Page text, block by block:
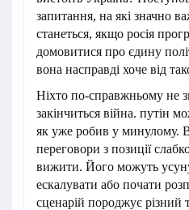
запитання, на які значно
станеться, якщо росія
домовитися про єдину
вона насправді хоче від
Ніхто по-справжньому не
закінчиться війна. путін
як уже робив у минулому.
переговори з позиції
вижити. Його можуть
ескалувати або почати
сценарій породжує різний